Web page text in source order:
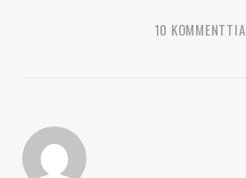
10 KOMMENTTIA